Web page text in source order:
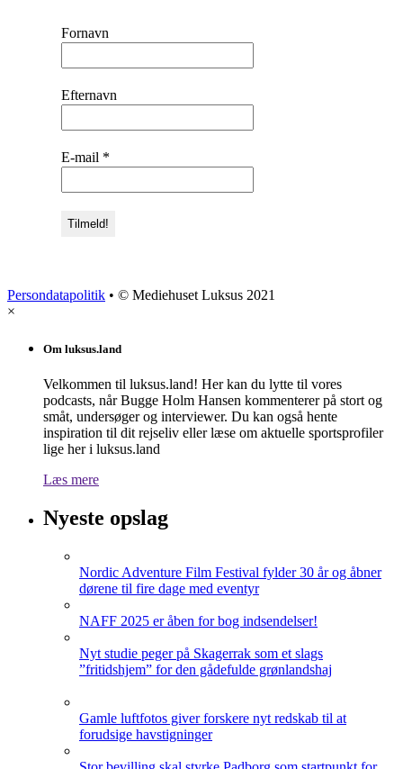
Fornavn
Efternavn
E-mail *
Persondatapolitik • © Mediehuset Luksus 2021
×
Om luksus.land
Velkommen til luksus.land! Her kan du lytte til vores
podcasts, når Bugge Holm Hansen kommenterer på stort og
småt, undersøger og interviewer. Du kan også hente
inspiration til dit rejseliv eller læse om aktuelle sportsprofiler
lige her i luksus.land
Læs mere
Nyeste opslag
Nordic Adventure Film Festival fylder 30 år og åbner
dørene til fire dage med eventyr
NAFF 2025 er åben for bog indsendelser!
Nyt studie peger på Skagerrak som et slags
”fritidshjem” for den gådefulde grønlandshaj
Gamle luftfotos giver forskere nyt redskab til at
forudsige havstigninger